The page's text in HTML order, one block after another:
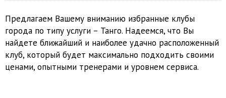
Предлагаем Вашему вниманию избранные клубы
города по типу услуги – Танго. Надеемся, что Вы
найдете ближайший и наиболее удачно расположенный
клуб, который будет максимально подходить своими
ценами, опытными тренерами и уровнем сервиса.